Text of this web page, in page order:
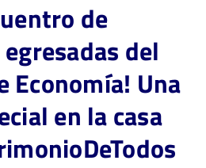
de
del
Economía! Una
en la casa